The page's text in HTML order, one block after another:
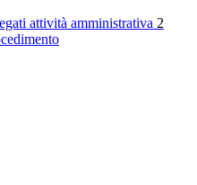
attività amministrativa 2